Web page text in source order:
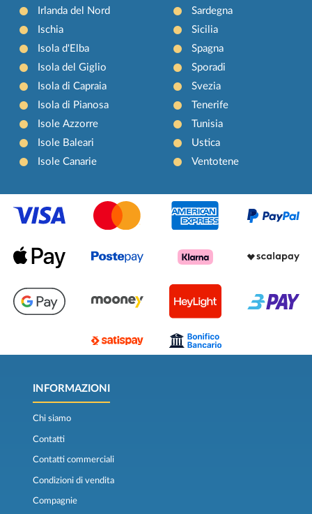
Irlanda del Nord
Ischia
Isola d'Elba
Isola del Giglio
Isola di Capraia
Isola di Pianosa
Isole Azzorre
Isole Baleari
Isole Canarie
Sardegna
Sicilia
Spagna
Sporadi
Svezia
Tenerife
Tunisia
Ustica
Ventotene
INFORMAZIONI
Chi siamo
Contatti
Contatti commerciali
Condizioni di vendita
Compagnie